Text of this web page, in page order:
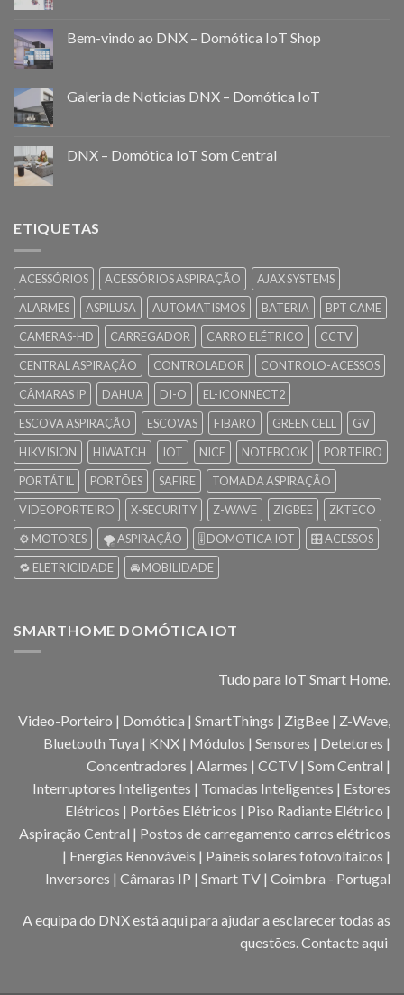
Bem-vindo ao DNX – Domótica IoT Shop
Galeria de Noticias DNX – Domótica IoT
DNX – Domótica IoT Som Central
ETIQUETAS
ACESSÓRIOS ACESSÓRIOS ASPIRAÇÃO
AJAX SYSTEMS
ALARMES
ASPILUSA AUTOMATISMOS BATERIA
BPT CAME
CAMERAS-HD
CARREGADOR CARRO ELÉTRICO
CCTV
CENTRAL ASPIRAÇÃO
CONTROLADOR
CONTROLO-ACESSOS
CÂMARAS IP
DAHUA DI-O
EL-ICONNECT2
ESCOVA ASPIRAÇÃO
ESCOVAS FIBARO GREEN CELL
GV
HIKVISION
HIWATCH IOT NICE NOTEBOOK
PORTEIRO
PORTÁTIL
PORTÕES SAFIRE
TOMADA ASPIRAÇÃO
VIDEOPORTEIRO
X-SECURITY Z-WAVE ZIGBEE
ZKTECO
⚙️ MOTORES
🌪️ ASPIRAÇÃO 🎚️ DOMOTICA IOT
🎛️ ACESSOS
🔁 ELETRICIDADE
🚘 MOBILIDADE
SMARTHOME DOMÓTICA IOT
Tudo para IoT Smart Home.
Video-Porteiro | Domótica | SmartThings | ZigBee | Z-Wave,
Bluetooth Tuya | KNX | Módulos | Sensores | Detetores |
Concentradores | Alarmes | CCTV | Som Central |
Interruptores Inteligentes | Tomadas Inteligentes | Estores
Elétricos | Portões Elétricos | Piso Radiante Elétrico |
Aspiração Central | Postos de carregamento carros elétricos
| Energias Renováveis | Paineis solares fotovoltaicos |
Inversores | Câmaras IP | Smart TV | Coimbra - Portugal
A equipa do DNX está aqui para ajudar a esclarecer todas as
questões. Contacte aqui